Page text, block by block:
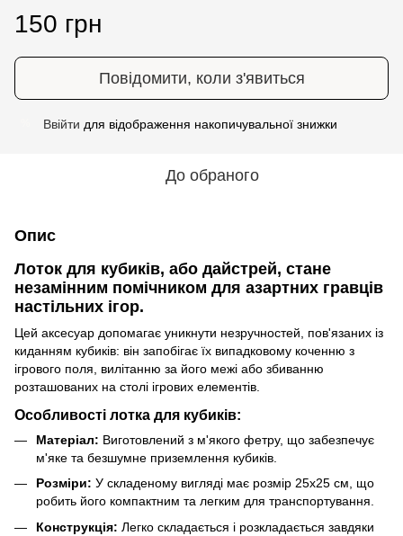
150 грн
Повідомити, коли з'явиться
Ввійти для відображення накопичувальної знижки
До обраного
Опис
Лоток для кубиків, або дайстрей, стане
незамінним помічником для азартних гравців
настільних ігор.
Цей аксесуар допомагає уникнути незручностей, пов'язаних із
киданням кубиків: він запобігає їх випадковому коченню з
ігрового поля, вилітанню за його межі або збиванню
розташованих на столі ігрових елементів.
Особливості лотка для кубиків:
Матеріал: Виготовлений з м'якого фетру, що забезпечує
м'яке та безшумне приземлення кубиків.
Розміри: У складеному вигляді має розмір 25х25 см, що
робить його компактним та легким для транспортування.
Конструкція: Легко складається і розкладається завдяки